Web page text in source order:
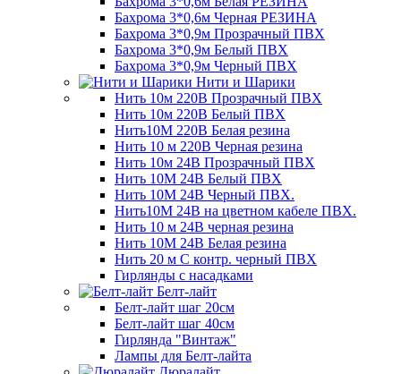
Бахрома 3*0,6м Черная РЕЗИНА
Бахрома 3*0,9м Прозрачный ПВХ
Бахрома 3*0,9м Белый ПВХ
Бахрома 3*0,9м Черный ПВХ
Нити и Шарики
Нить 10м 220В Прозрачный ПВХ
Нить 10м 220В Белый ПВХ
Нить10М 220В Белая резина
Нить 10 м 220В Черная резина
Нить 10м 24В Прозрачный ПВХ
Нить 10М 24В Белый ПВХ
Нить 10М 24В Черный ПВХ.
Нить10М 24В на цветном кабеле ПВХ.
Нить 10 м 24В черная резина
Нить 10М 24В Белая резина
Нить 20 м С контр. черный ПВХ
Гирлянды с насадками
Белт-лайт
Белт-лайт шаг 20см
Белт-лайт шаг 40см
Гирлянда "Винтаж"
Лампы для Белт-лайта